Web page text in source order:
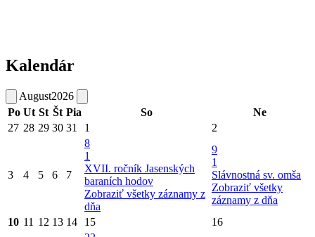
Kalendár
August2026
Po Ut St Št Pia So
Ne
27 28 29 30 31 1 2
3 4 5 6 7
8
1
XVII. ročník Jasenských
baraních hodov
Zobraziť všetky záznamy z
dňa
9
1
Slávnostná sv. omša
Zobraziť všetky
záznamy z dňa
10 11 12 13 14 15 16